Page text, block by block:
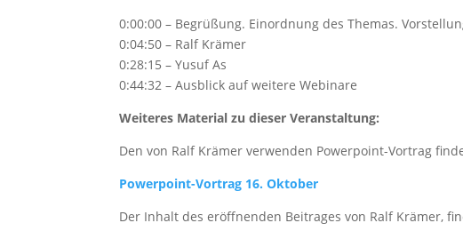
0:00:00 – Begrüßung. Einordnung des Themas.
0:04:50 – Ralf Krämer
0:28:15 – Yusuf As
0:44:32 – Ausblick auf weitere Webinare
Weiteres Material zu dieser Veranstaltung:
Den von Ralf Krämer verwenden Powerpoint-Vortrag
Powerpoint-Vortrag 16. Oktober
Der Inhalt des eröffnenden Beitrages von Ralf Krämer,